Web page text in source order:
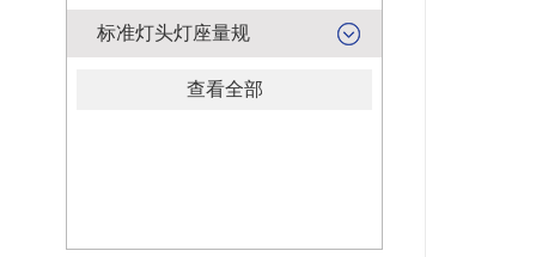
标准灯头灯座量规
查看全部